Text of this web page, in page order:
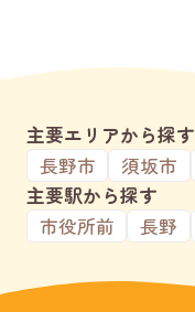
主要エリアから探す
長野市
須坂市
主要駅から探す
市役所前
長野